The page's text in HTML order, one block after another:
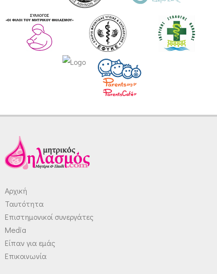
Αρχική
Ταυτότητα
Επιστημονικοί συνεργάτες
Media
Είπαν για εμάς
Επικοινωνία